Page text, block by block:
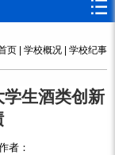
页 | 学校概况 | 学校纪事
生酒类创新
者：